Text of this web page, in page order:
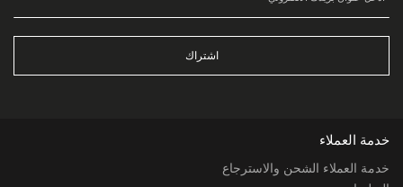
اشتراك
خدمة العملاء
خدمة العملاء الشحن والاسترجاع